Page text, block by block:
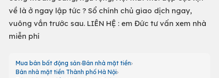
về là ở ngay lập tức ? Sổ chính chủ giao dịch ngay,
vuông vắn trước sau. LIÊN HỆ : em Đức tư vấn xem nhà
miễn phí
Mua bán bất động sản Bán nhà mặt tiền
Bán nhà mặt tiền Thành phố Hà Nội